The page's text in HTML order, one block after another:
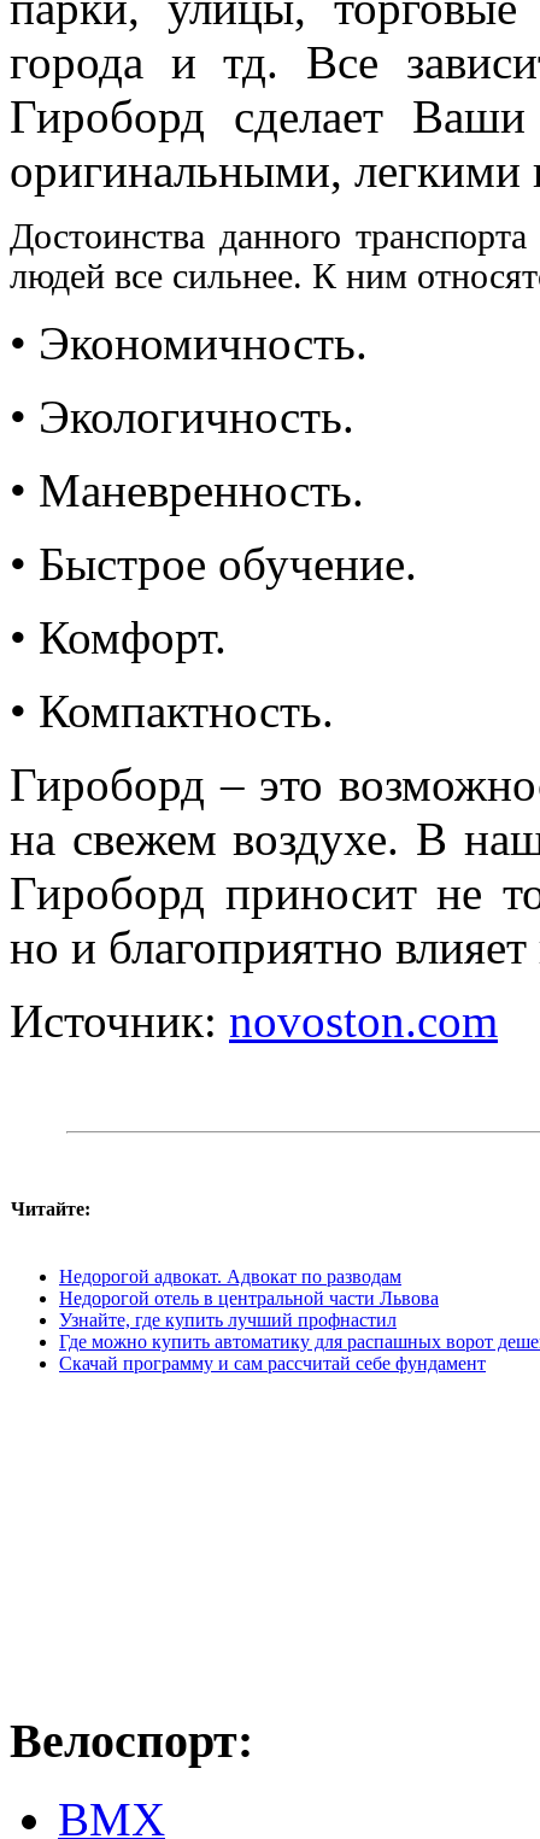
города и тд. Все
Гироборд сделает
оригинальными,
Достоинства данного
людей все сильнее. К ним
• Экономичность.
• Экологичность.
• Маневренность.
• Быстрое обучение.
• Комфорт.
• Компактность.
Гироборд – это
на свежем воздухе. В
Гироборд приносит не
но и благоприятно
Источник: novoston.com
Читайте:
Недорогой адвокат. Адвокат по разводам
Недорогой отель в центральной части Львова
Узнайте, где купить лучший профнастил
Где можно купить автоматику для распашных ворот
Скачай программу и сам рассчитай себе фундамент
Велоспорт:
ВМХ